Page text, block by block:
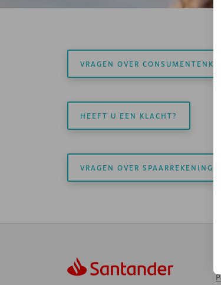
VRAGEN OVER
HEEFT U EEN KLACHT?
VRAGEN OVER SPAARREKENING?